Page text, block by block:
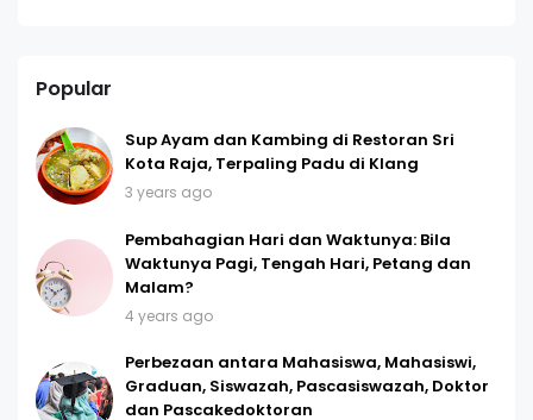
Popular
Sup Ayam dan Kambing di Restoran Sri
Kota Raja, Terpaling Padu di Klang
3 years ago
Pembahagian Hari dan Waktunya: Bila
Waktunya Pagi, Tengah Hari, Petang dan
Malam?
4 years ago
Perbezaan antara Mahasiswa, Mahasiswi,
Graduan, Siswazah, Pascasiswazah, Doktor
dan Pascakedoktoran